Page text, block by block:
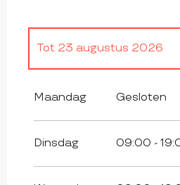
Tot 23 augustus 2026
Vanaf24 augustus
augustus
Vanaf1 september
Maandag Gesloten
Dinsdag 09:00 -